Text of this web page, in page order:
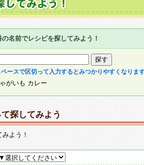
名前でレシピを探してみよう！
ースで区切って入力するとみつかりやすくなりま
いも カレー
探してみよう
よう！